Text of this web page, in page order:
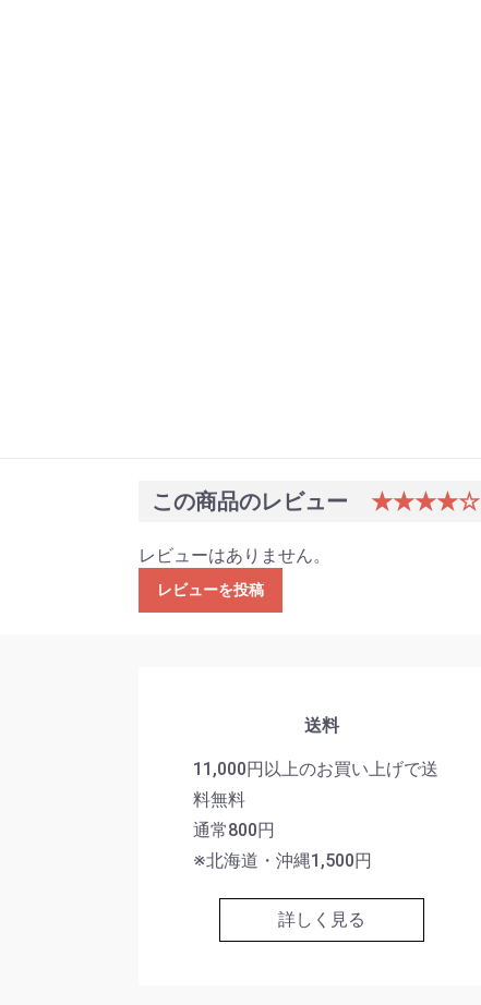
この商品のレビュー ★★★★☆
レビューはありません。
レビューを投稿
送料
11,000円以上のお買い上げで送
料無料
通常800円
※北海道・沖縄1,500円
詳しく見る